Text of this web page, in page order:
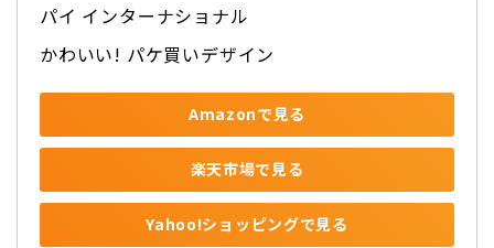
パイ インターナショナル
かわいい! パケ買いデザイン
Amazonで見る
楽天市場で見る
Yahoo!ショッピングで見る